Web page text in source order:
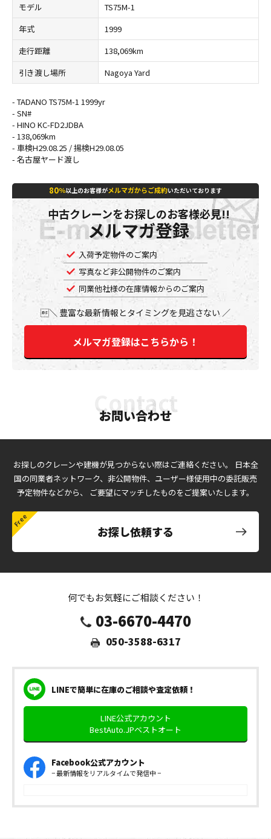
モデル
TS75M-1
年式
1999
走行距離
138,069km
引き渡し場所
Nagoya Yard
- TADANO TS75M-1 1999yr
- SN#
- HINO KC-FD2JDBA
- 138,069km
- 車検H29.08.25 / 揚検H29.08.05
- 名古屋ヤード渡し
80％以上のお客様がメルマガからご成約いただいております
中古クレーンをお探しのお客様必見!!
メルマガ登録
入荷予定物件のご案内
写真など非公開物件のご案内
同業他社様の在庫情報からのご案内
豊富な最新情報とタイミングを見逃さない
メルマガ登録はこちらから！
お問い合わせ
お探しのクレーンや建機が見つからない際はご連絡ください。
日本全
国の同業者ネットワーク、非公開物件、ユーザー様使用中の委託販売
予定物件などから、
ご要望にマッチしたものをご提案いたします。
お探し依頼する
何でもお気軽にご相談ください！
03-6670-4470
050-3588-6317
LINEで簡単に在庫のご相談や査定依頼！
LINE公式アカウント
BestAuto.JPベストオート
Facebook公式アカウント
− 最新情報をリアルタイムで発信中 −